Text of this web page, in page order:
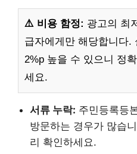
⚠️ 비용 함정: 광고의 최
급자에게만 해당합니다.
2%p 높을 수 있으니 정
세요.
서류 누락: 주민등록등
방문하는 경우가 많습
리 확인하세요.